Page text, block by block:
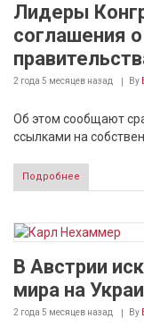
Лидеры
соглашения
2 года 5 месяцев назад By
Об этом сообщают
ссылками на
Подробнее
В Австрии
мира на
2 года 5 месяцев назад By